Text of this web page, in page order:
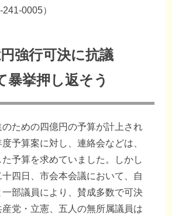
0005）
強行可決に抗議
暴挙押し返そう
のための四億円の予算が計上され
予算案に対し、連絡会などは、
た予算を求めていました。しかし
四日、市会本会議において、自
一部議員により、賛成多数で可決
党・立憲、五人の無所属議員は